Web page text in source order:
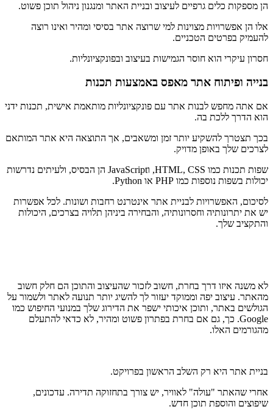
הן מספקות כלים גרפיים לעיצוב ובניית האתר ומנגנון ניהול תוכן פשוט.
אלו הן אפשרויות מצוינות למי שרוצה אתר בסיסי ומהיר ואינו רוצה
להעמיק בפרטים הטכניים.
חסרון עיקרי הוא חוסר הגמישות בעיצוב ובפונקציונליות.
בנייה ופיתוח אתר מאפס באמצעות תכנות
אם אתה מחפש לבנות אתר עם פונקציונליות מותאמת אישית, תכנות ידני
הוא הדרך ללכת בה.
בכך תצטרך להשקיע יותר זמן ומשאבים, אך התוצאה היא אתר המותאם
לצרכים שלך באופן מדויק.
שפות תכנות כמו HTML, CSS, וJavaScript הן הבסיס, ולעיתים נדרשות
יכולות בשפות נוספות כמו PHP או Python.
לסיכום, האפשרויות לבניית אתר אינטרנט רחבות ושונות. לכל אפשרות
יש את יתרונותיה וחסרונותיה, והבחירה ביניהן תלויה בצרכים, היכולות
והתקציב שלך.
לא משנה איזו דרך בחרת, חשוב לזכור שהעיצוב והתוכן הם חלק חשוב
מהאתר. עיצוב יפה וממוקד יעזור לך להשיג יותר תנועה לאתר ולשמור על
הגולשים באתר, ותוכן איכותי ישפר את הדירוג שלך במנועי החיפוש כמו
Google. כך, גם אם בחרת בפתרון פשוט ומהיר, לא כדאי להתעלם
מהגורמים האלו.
בניית אתר היא רק השלב הראשון בפרויקט.
אחרי שהאתר "עולה" לאוויר, יש צורך בתחזוקה תדירה. עדכונים,
שיפוצים והוספת תוכן חדש.